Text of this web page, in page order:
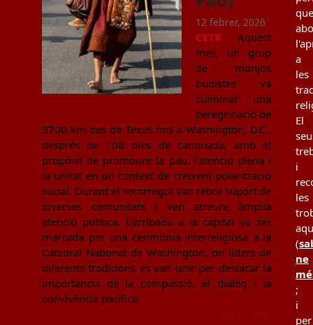
12 febrer, 2026
CETR Aquest
mes, un grup
de monjos
budistes va
culminar una
peregrinació de
3700 km des de Texas fins a Washington, D.C.,
després de 108 dies de caminada, amb el
propòsit de promoure la pau, l'atenció plena i
la unitat en un context de creixent polarització
social. Durant el recorregut van rebre suport de
diverses comunitats i van atreure àmplia
atenció pública. L'arribada a la capital va ser
marcada per una cerimònia interreligiosa a la
Catedral National de Washington, on líders de
diferents tradicions es van unir per destacar la
importància de la compassió, el diàleg i la
convivència pacífica.
que
a
les
El
i
les
(
ne
;
i
per